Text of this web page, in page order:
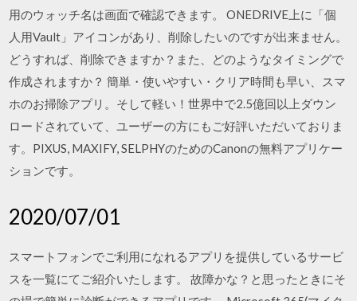
用のウォッチ名は画面で確認できます。 ONEDRIVE上に「個
人用Vault」アイコンがあり、削除したいのですが出来ません。
どうすれば、削除できますか？また、どのようなタイミングで
作成されますか？ 簡単・使いやすい・クリア時間も早い、スマ
ホのお掃除アプリ。そして軽い！世界中で2.5億回以上ダウン
ロードされていて、ユーザーの方にもご好評いただいておりま
す。PIXUS, MAXIFY, SELPHYのためのCanonの無料アプリケー
ションです。
2020/07/01
スマートフォンでご利用になれるアプリを提供しているサービ
スを一覧にてご紹介いたします。 故障かな？と思ったときにそ